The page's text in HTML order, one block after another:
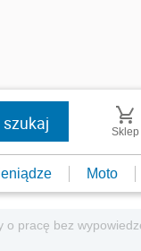
Sklep
Moto
o pracę bez